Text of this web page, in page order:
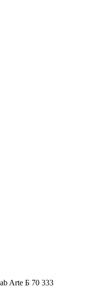
Arte Б 70 333